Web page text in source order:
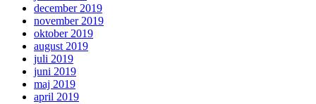
december 2019
november 2019
oktober 2019
august 2019
juli 2019
juni 2019
maj 2019
april 2019